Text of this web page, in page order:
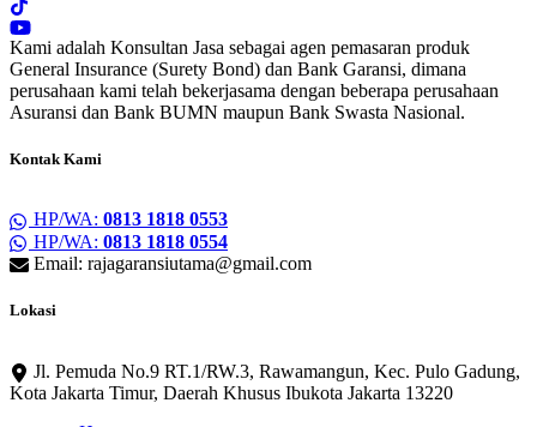
Kami adalah Konsultan Jasa sebagai agen pemasaran produk
General Insurance (Surety Bond) dan Bank Garansi, dimana
perusahaan kami telah bekerjasama dengan beberapa perusahaan
Asuransi dan Bank BUMN maupun Bank Swasta Nasional.
Kontak Kami
HP/WA: 0813 1818 0553
HP/WA: 0813 1818 0554
Email: rajagaransiutama@gmail.com
Lokasi
Jl. Pemuda No.9 RT.1/RW.3, Rawamangun, Kec. Pulo Gadung,
Kota Jakarta Timur, Daerah Khusus Ibukota Jakarta 13220